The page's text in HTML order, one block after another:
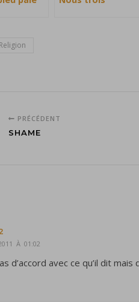
Religion
PRÉCÉDENT
SHAME
À 01:02
d’accord avec ce qu’il dit